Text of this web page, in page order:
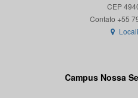
CEP
Campus Nossa